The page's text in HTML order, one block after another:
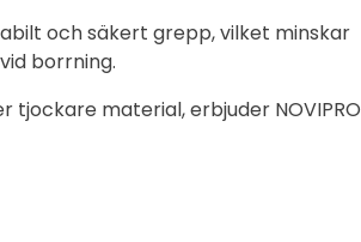
och säkert grepp, vilket minskar
borrning.
material, erbjuder NOVIPRO